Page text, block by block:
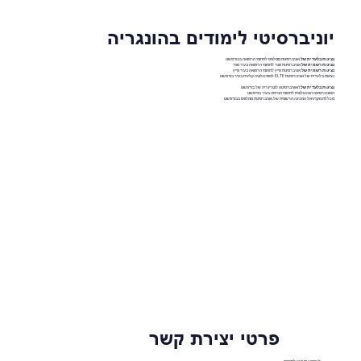
יוניברסיטי לימודים בהונגריה
נציגות בלעדית שלאוניברסיטת סמלוויס לתחומי הרפואה בבודפשט
נציגות רשמית שלאוניברסיטת סגד לתחומי הרפואה בעיר סגד
נציגות רשמית שלאוניברסיטת פייץ לתחומי הרפואה בעיר פייץ
נציגות בלעדית של אוניברסיטת ELTE לפסיכולוגיה קלינית בעיר בודפשט
נציגות בלעדית שלהאוניברסיטה לוטרינריה של בודפשט
האוניברסיטה הטכנולוגית לתחומי הנדסה בעיר בודפשט
מכללת מקדניאל המכינה הרשמית של אוניברסיטת סמלוויס בבודפשט
פרטי יצירת קשר